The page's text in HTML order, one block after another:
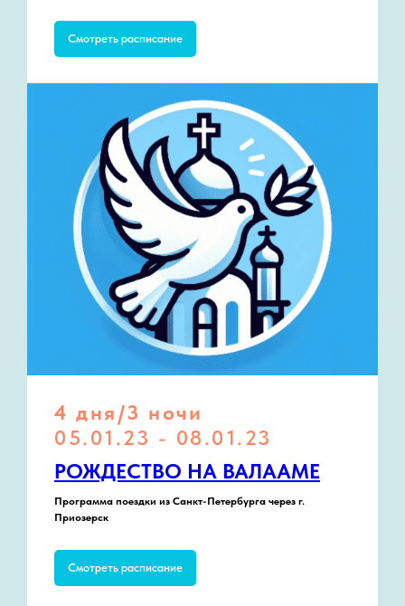
Смотреть расписание
4 дня/3 ночи
05.01.23 - 08.01.23
РОЖДЕСТВО НА ВАЛААМЕ
Программа поездки из Санкт-Петербурга через г.
Приозерск
Смотреть расписание